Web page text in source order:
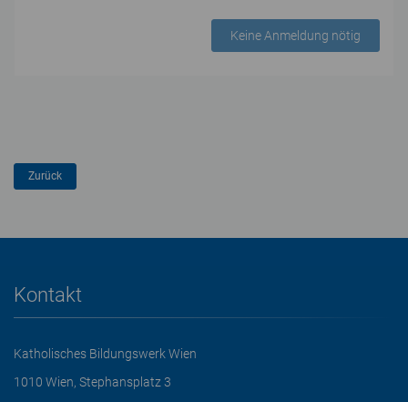
Keine Anmeldung nötig
Kontakt
Katholisches Bildungswerk Wien
1010 Wien, Stephansplatz 3